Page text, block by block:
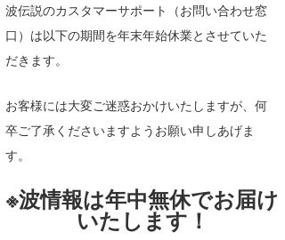
気象情報
ニュース
会員メニュー
波伝説のカスタマーサポート（お問い合わせ窓
口）は以下の期間を年末年始休業とさせていた
だきます。
お客様には大変ご迷惑おかけいたしますが、何
卒ご了承くださいますようお願い申しあげま
す。
※波情報は年中無休でお届け
いたします！
コラム
トラベル
千葉北
その他
ルール＆How to